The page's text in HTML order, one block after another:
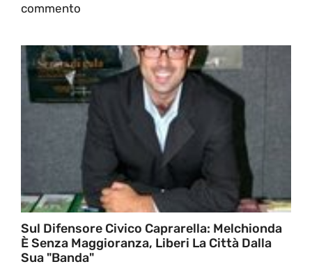
commento
Sul Difensore Civico Caprarella: Melchionda
È Senza Maggioranza, Liberi La Città Dalla
Sua "banda"